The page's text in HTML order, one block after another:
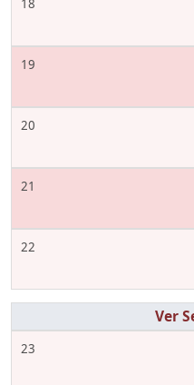
18
19
20
21
22
23